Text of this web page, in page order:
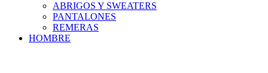
ABRIGOS Y SWEATERS
PANTALONES
REMERAS
HOMBRE